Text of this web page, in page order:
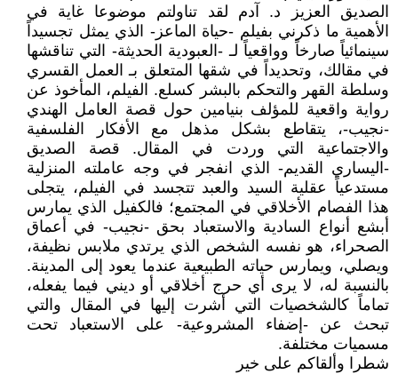
الصديق العزيز د. آدم لقد تناولتم موضوعا غاية في
الأهمية ما ذكرني بفيلم -حياة الماعز- الذي يمثل تجسيداً
سينمائياً صارخاً وواقعياً لـ -العبودية الحديثة- التي تناقشها
في مقالك، وتحديداً في شقها المتعلق بـ العمل القسري
وسلطة القهر والتحكم بالبشر كسلع. الفيلم، المأخوذ عن
رواية واقعية للمؤلف بنيامين حول قصة العامل الهندي
-نجيب-، يتقاطع بشكل مذهل مع الأفكار الفلسفية
والاجتماعية التي وردت في المقال. قصة الصديق
-اليساري القديم- الذي انفجر في وجه عاملته المنزلية
مستدعياً عقلية السيد والعبد تتجسد في الفيلم، يتجلى
هذا الفصام الأخلاقي في المجتمع؛ فالكفيل الذي يمارس
أبشع أنواع السادية والاستعباد بحق -نجيب- في أعماق
الصحراء، هو نفسه الشخص الذي يرتدي ملابس نظيفة،
ويصلي، ويمارس حياته الطبيعية عندما يعود إلى المدينة.
بالنسبة له، لا يرى أي حرج أخلاقي أو ديني فيما يفعله،
تماماً كالشخصيات التي أشرت إليها في المقال والتي
تبحث عن -إضفاء المشروعية- على الاستعباد تحت
مسميات مختلفة.
شطرا وألقاكم على خير